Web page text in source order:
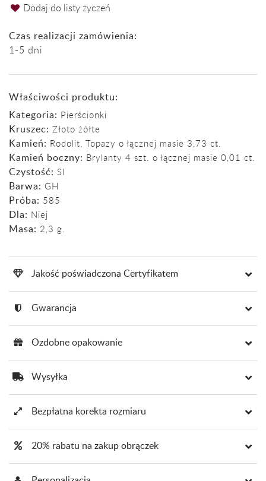
Dodaj do listy życzeń
Czas realizacji zamówienia:
1-5 dni
Właściwości produktu:
Kategoria: Pierścionki
Kruszec: Złoto żółte
Kamień: Rodolit, Topazy o łącznej masie 3,73 ct.
Kamień boczny: Brylanty 4 szt. o łącznej masie 0,01 ct.
Czystość: SI
Barwa: GH
Próba: 585
Dla: Niej
Masa: 2,3 g.
Jakość poświadczona Certyfikatem
Gwarancja
Ozdobne opakowanie
Wysyłka
Bezpłatna korekta rozmiaru
20% rabatu na zakup obrączek